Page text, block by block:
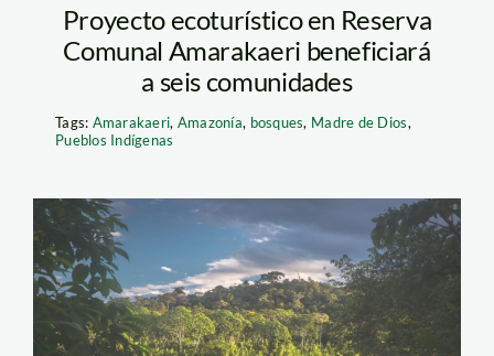
Proyecto ecoturístico en Reserva
Comunal Amarakaeri beneficiará
a seis comunidades
Tags: Amarakaeri, Amazonía, bosques, Madre de Dios,
Pueblos Indígenas
Manu – Amarakaeri 3